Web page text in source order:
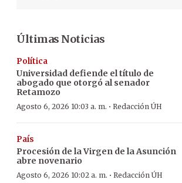
Últimas Noticias
Política
Universidad defiende el título de
abogado que otorgó al senador
Retamozo
Agosto 6, 2026 10:03 a. m. · Redacción ÚH
País
Procesión de la Virgen de la Asunción
abre novenario
Agosto 6, 2026 10:02 a. m. · Redacción ÚH